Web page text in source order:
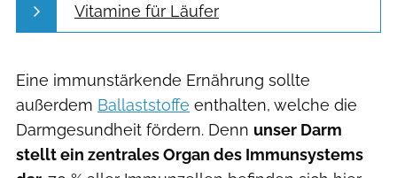
Vitamine für Läufer
Eine immunstärkende Ernährung sollte
außerdem Ballaststoffe enthalten, welche die
Darmgesundheit fördern. Denn unser Darm
stellt ein zentrales Organ des Immunsystems